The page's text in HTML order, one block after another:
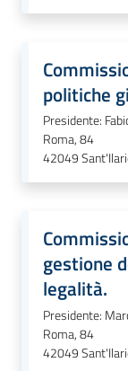
politiche
Presidente:
Roma, 84
42049
gestione
legalità.
Presidente:
Roma, 84
42049